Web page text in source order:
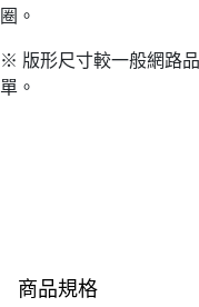
圈。
※ 版形尺寸較一般網路
單。
商品規格